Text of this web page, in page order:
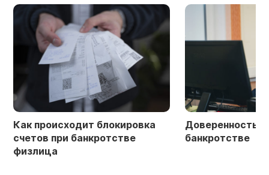
Как происходит блокировка
счетов при банкротстве
физлица
Доверенность
банкротстве